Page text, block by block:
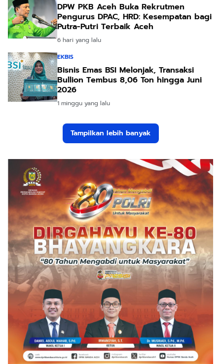
DPW PKB Aceh Buka Rekrutmen
Pengurus DPAC, HRD: Kesempatan bagi
Putra-Putri Terbaik Aceh
6 hari yang lalu
EKBIS
Bisnis Emas BSI Melonjak, Transaksi
Bullion Tembus 8,06 Ton hingga Juni
2026
1 minggu yang lalu
Tampilkan lebih banyak